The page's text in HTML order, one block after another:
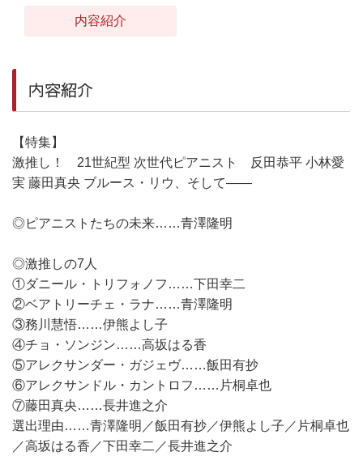
内容紹介
内容紹介
【特集】
激推し！ 21世紀型 次世代ピアニスト 反田恭平 小林愛
実 藤田真央 ブルース・リウ、そして――
◎ピアニストたちの未来……青澤隆明
◎激推しの7人
①ダニール・トリフォノフ……下田幸二
②ベアトリーチェ・ラナ……青澤隆明
③務川慧悟……伊熊よし子
④チョ・ソンジン……高坂はる香
⑤アレクサンダー・ガジェヴ……飯田有抄
⑥アレクサンドル・カントロフ……片桐卓也
⑦藤田真央……長井進之介
選出理由……青澤隆明／飯田有抄／伊熊よし子／片桐卓也
／高坂はる香／下田幸二／長井進之介